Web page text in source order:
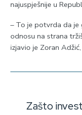
najuspješnije u
– To je potvrda da je
odnosu na strana
izjavio je Zoran
Zašto